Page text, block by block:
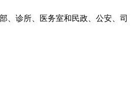
、诊所、医务室和民政、公安、司